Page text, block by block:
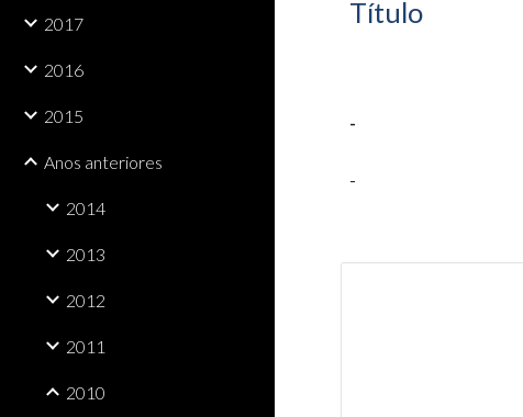
2017
2016
2015
Anos anteriores
2014
2013
2012
2011
2010
Título
-
-